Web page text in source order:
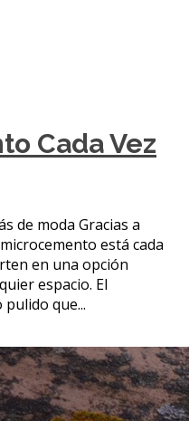
Cada Vez
de moda Gracias a
está cada
en una opción
espacio. El
que...